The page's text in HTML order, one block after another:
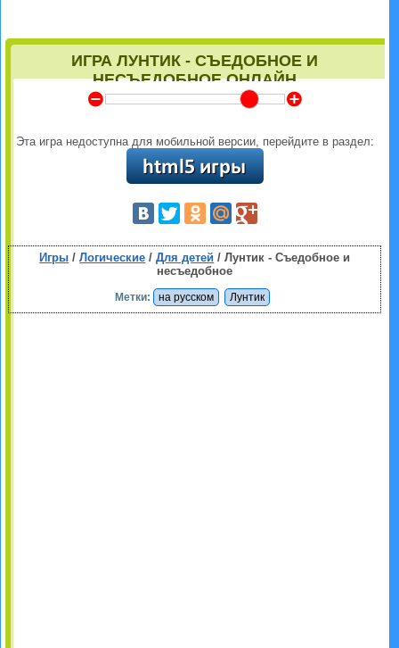
ИГРА ЛУНТИК - СЪЕДОБНОЕ И
НЕСЪЕДОБНОЕ ОНЛАЙН
Y Z
Эта игра недоступна для мобильной версии, перейдите в раздел:
Игры /Логические /Для детей / Лунтик - Съедобное и
несъедобное
Метки: на русском Лунтик